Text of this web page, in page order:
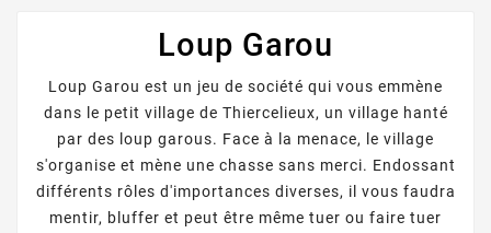
Loup Garou
Loup Garou est un jeu de société qui vous emmène
dans le petit village de Thiercelieux, un village hanté
par des loup garous. Face à la menace, le village
s'organise et mène une chasse sans merci. Endossant
différents rôles d'importances diverses, il vous faudra
mentir, bluffer et peut être même tuer ou faire tuer